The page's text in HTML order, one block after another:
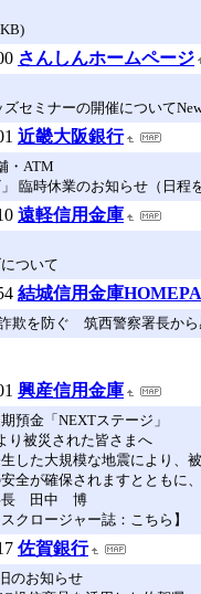
さんしんホームページ
セミナーの開催について
近畿大阪銀行
・ATM
臨時休業のお知らせ（日程
遠軽信用金庫
ついて
結城信用金庫
欺を防ぐ 筑西警察署長から
興産信用金庫
預金「NEXTステージ」
り被災された皆さまへ
した大規模な地震により、
全が確保されますとともに
長 田中 博
クロージャー誌：こちら】
佐賀銀行
のお知らせ